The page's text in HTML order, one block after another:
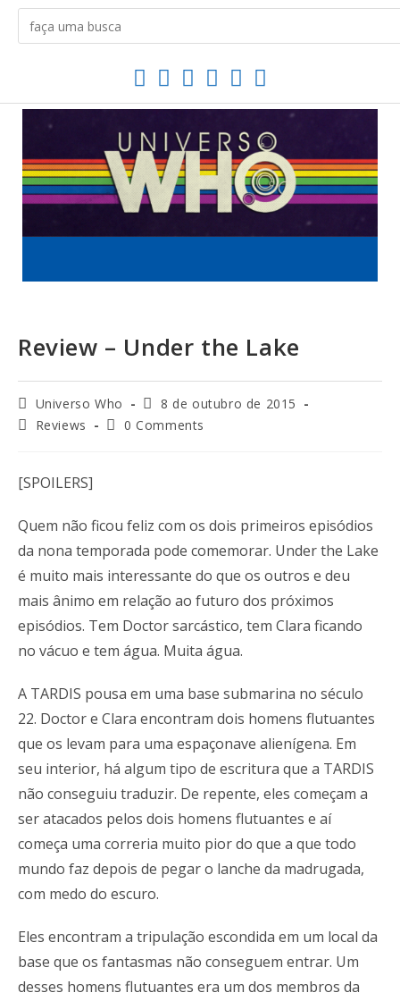
Review – Under the Lake
Universo Who
8 de outubro de 2015
Reviews
0 Comments
[SPOILERS]
Quem não ficou feliz com os dois primeiros episódios
da nona temporada pode comemorar. Under the Lake
é muito mais interessante do que os outros e deu
mais ânimo em relação ao futuro dos próximos
episódios. Tem Doctor sarcástico, tem Clara ficando
no vácuo e tem água. Muita água.
A TARDIS pousa em uma base submarina no século
22. Doctor e Clara encontram dois homens flutuantes
que os levam para uma espaçonave alienígena. Em
seu interior, há algum tipo de escritura que a TARDIS
não conseguiu traduzir. De repente, eles começam a
ser atacados pelos dois homens flutuantes e aí
começa uma correria muito pior do que a que todo
mundo faz depois de pegar o lanche da madrugada,
com medo do escuro.
Eles encontram a tripulação escondida em um local da
base que os fantasmas não conseguem entrar. Um
desses homens flutuantes era um dos membros da